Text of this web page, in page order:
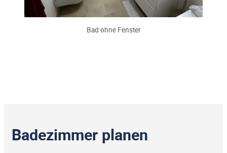
Bad ohne Fenster
Badezimmer planen